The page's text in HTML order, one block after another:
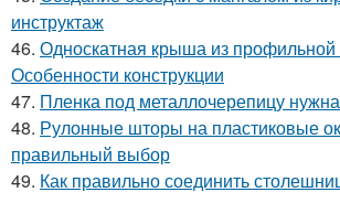
инструктаж
46. Односкатная крыша из профильной
Особенности конструкции
47. Пленка под металлочерепицу
48. Рулонные шторы на пластиковые
правильный выбор
49. Как правильно соединить